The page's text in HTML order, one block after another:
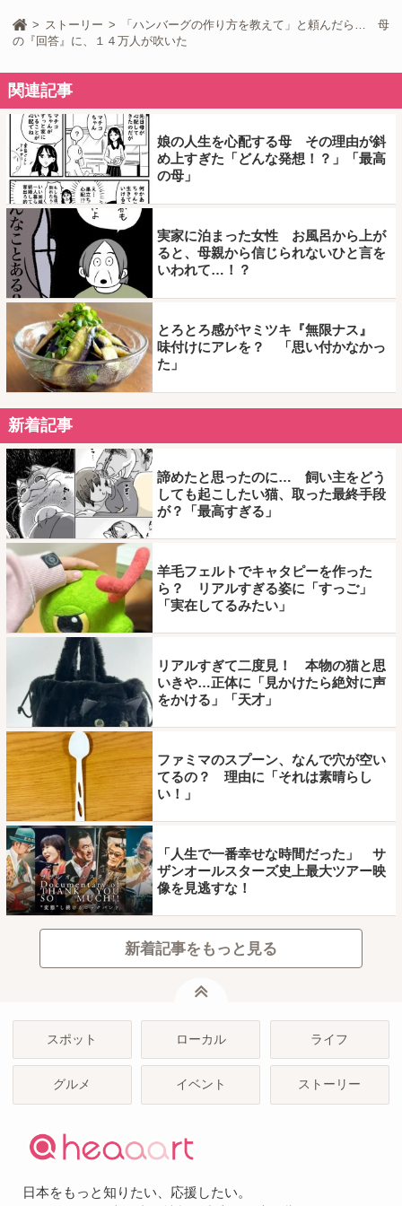
ストーリー
「ハンバーグの作り方を教えて」と頼んだら… 母
の『回答』に、１４万人が吹いた
関連記事
娘の人生を心配する母 その理由が斜
め上すぎた「どんな発想！？」「最高
の母」
実家に泊まった女性 お風呂から上が
ると、母親から信じられないひと言を
いわれて…！？
とろとろ感がヤミツキ『無限ナス』
味付けにアレを？ 「思い付かなかっ
た」
新着記事
諦めたと思ったのに… 飼い主をどう
しても起こしたい猫、取った最終手段
が？「最高すぎる」
羊毛フェルトでキャタピーを作った
ら？ リアルすぎる姿に「すっご」
「実在してるみたい」
リアルすぎて二度見！ 本物の猫と思
いきや…正体に「見かけたら絶対に声
をかける」「天才」
ファミマのスプーン、なんで穴が空い
てるの？ 理由に「それは素晴らし
い！」
「人生で一番幸せな時間だった」 サ
ザンオールスターズ史上最大ツアー映
像を見逃すな！
新着記事をもっと見る
スポット ローカル ライフ
グルメ イベント ストーリー
日本をもっと知りたい、応援したい。